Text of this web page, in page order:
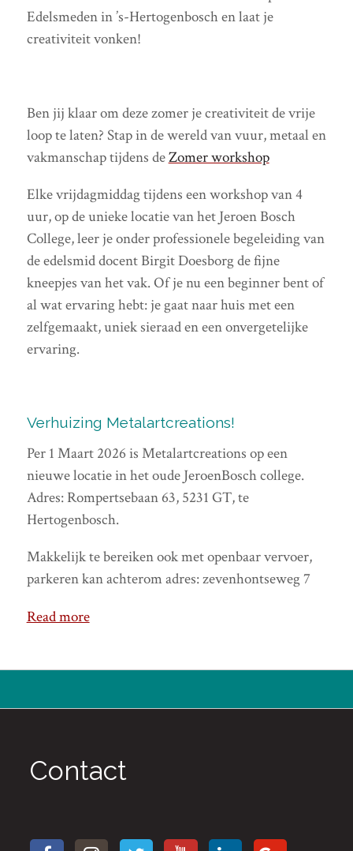
Edelsmeden in ’s-Hertogenbosch en laat je
creativiteit vonken!
Ben jij klaar om deze zomer je creativiteit de vrije
loop te laten? Stap in de wereld van vuur, metaal en
vakmanschap tijdens deZomer workshop
Elke vrijdagmiddag tijdens een workshop van 4
uur, op de unieke locatie van het Jeroen Bosch
College, leer je onder professionele begeleiding van
de edelsmid docent Birgit Doesborg de fijne
kneepjes van het vak. Of je nu een beginner bent of
al wat ervaring hebt: je gaat naar huis met een
zelfgemaakt, uniek sieraad en een onvergetelijke
ervaring.
Verhuizing Metalartcreations!
Per 1 Maart 2026 is Metalartcreations op een
nieuwe locatie in het oude JeroenBosch college.
Adres: Rompertsebaan 63, 5231 GT, te
Hertogenbosch.
Makkelijk te bereiken ook met openbaar vervoer,
parkeren kan achterom adres: zevenhontseweg 7
Read more
Contact